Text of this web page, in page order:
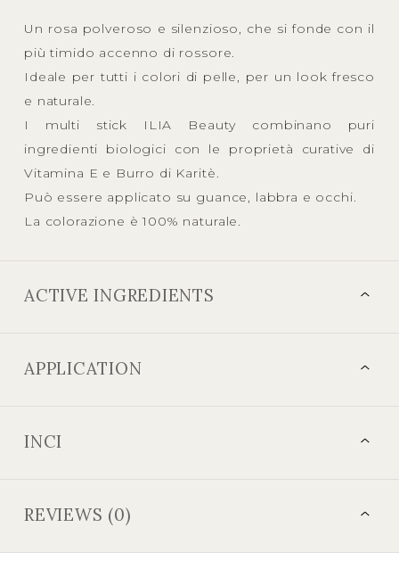
Un rosa polveroso e silenzioso, che si fonde con il
più timido accenno di rossore.
Ideale per tutti i colori di pelle, per un look fresco
e naturale.
I multi stick ILIA Beauty combinano puri
ingredienti biologici con le proprietà curative di
Vitamina E e Burro di Karitè.
Può essere applicato su guance, labbra e occhi.
La colorazione è 100% naturale.
ACTIVE INGREDIENTS
APPLICATION
INCI
REVIEWS (0)